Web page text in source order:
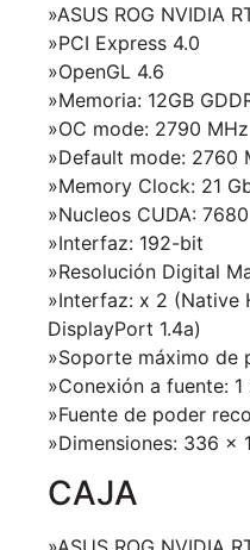
»ASUS ROG NVIDIA
»PCI Express 4.0
»OpenGL 4.6
»Memoria: 12GB
»OC mode: 2790 MHz
»Default mode: 2760
»Memory Clock: 21
»Nucleos CUDA: 7680
»Interfaz: 192-bit
»Resolución Digital
»Interfaz: x 2 (Native
DisplayPort 1.4a)
»Soporte máximo de
»Conexión a fuente:
»Fuente de poder
»Dimensiones: 336 x
CAJA